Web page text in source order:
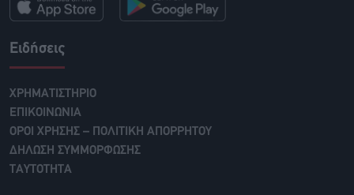
Ειδήσεις
ΧΡΗΜΑΤΙΣΤΗΡΙΟ
ΕΠΙΚΟΙΝΩΝΙΑ
ΟΡΟΙ ΧΡΗΣΗΣ – ΠΟΛΙΤΙΚΗ ΑΠΟΡΡΗΤΟΥ
ΔΗΛΩΣΗ ΣΥΜΜΟΡΦΩΣΗΣ
ΤΑΥΤΟΤΗΤΑ